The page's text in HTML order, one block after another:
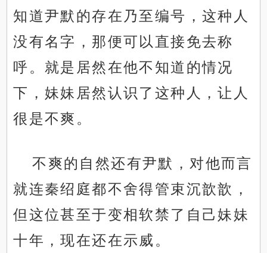
知道尹默的存在乃至编号，这种人
没有名字，那便可以直接免去称
呼。就是居然在他不知道的情况
下，妹妹居然认识了这种人，让人
很是不爽。
不爽的自然还有尹默，对他而言
就连秦绍庭都不舍得管束沉歆歆，
但这位甚至于变相软禁了自己妹妹
十年，现在还在示威。